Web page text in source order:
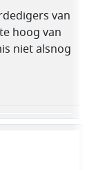
van
hoog van
niet alsnog